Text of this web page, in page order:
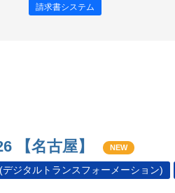
請求書システム
【名古屋】 NEW
デジタルトランスフォーメーション)